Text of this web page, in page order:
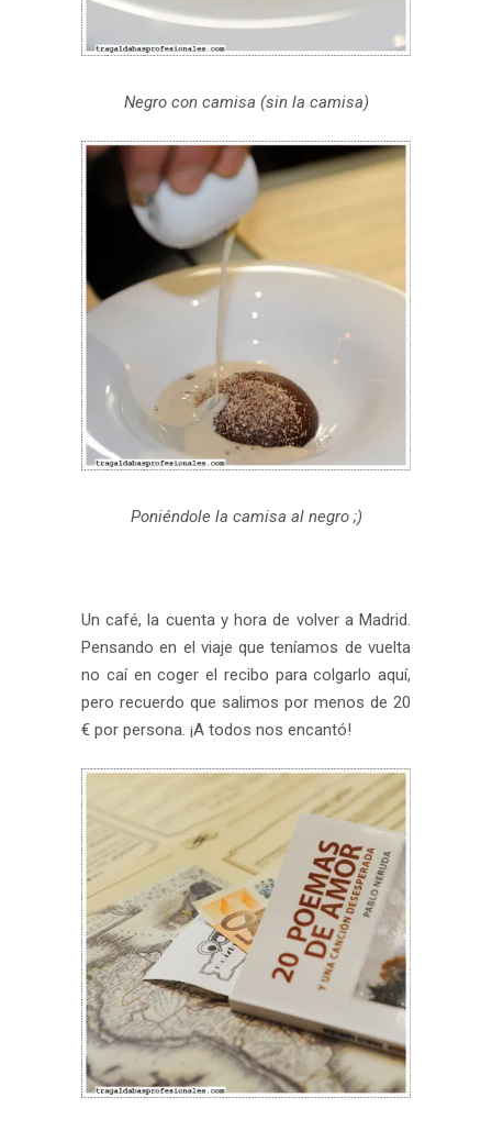
Negro con camisa (sin la camisa)
Poniéndole la camisa al negro ;)
Un café, la cuenta y hora de volver a Madrid.
Pensando en el viaje que teníamos de vuelta
no caí en coger el recibo para colgarlo aquí,
pero recuerdo que salimos por menos de 20
€ por persona. ¡A todos nos encantó!